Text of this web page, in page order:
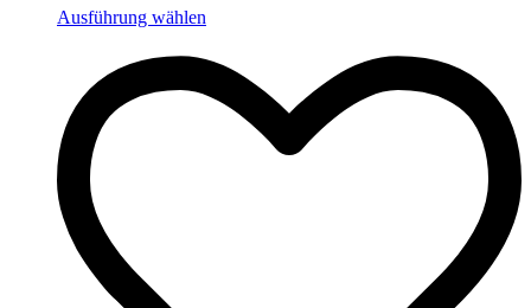
Ausführung wählen